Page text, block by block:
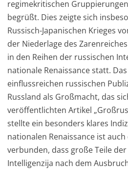
regimekritischen
begrüßt. Dies zeigte sich
Russisch-Japanischen Krieges
der Niederlage des
in den Reihen der russischen
nationale Renaissance statt.
einflussreichen russischen
Russland als Großmacht, das
veröffentlichten Artikel
stellte ein besonders klares Ind
nationalen Renaissance ist auch
verbunden, dass große Teile
Intelligenzija nach dem